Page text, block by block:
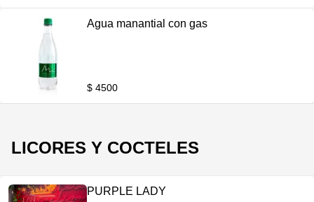
Agua manantial con gas
$ 4500
LICORES Y COCTELES
PURPLE LADY